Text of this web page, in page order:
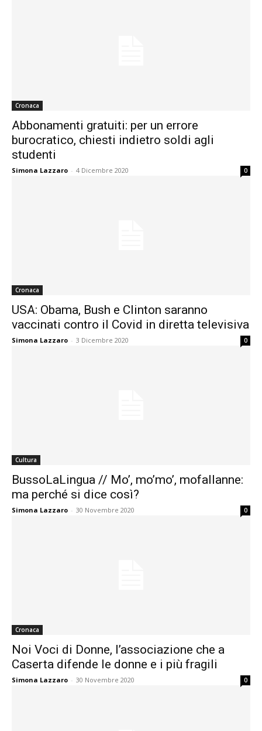
Cronaca
Abbonamenti gratuiti: per un errore
burocratico, chiesti indietro soldi agli
studenti
Simona Lazzaro - 4 Dicembre 2020 0
Cronaca
USA: Obama, Bush e Clinton saranno
vaccinati contro il Covid in diretta televisiva
Simona Lazzaro - 3 Dicembre 2020 0
Cultura
BussoLaLingua // Mo’, mo’mo’, mofallanne:
ma perché si dice così?
Simona Lazzaro - 30 Novembre 2020 0
Cronaca
Noi Voci di Donne, l’associazione che a
Caserta difende le donne e i più fragili
Simona Lazzaro - 30 Novembre 2020 0